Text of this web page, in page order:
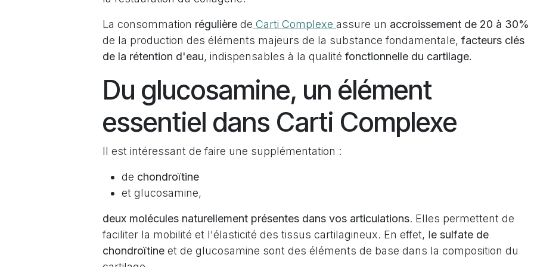
La consommation régulière de Carti Complexe assure un accroissement de 20 à 30%
de la production des éléments majeurs de la substance fondamentale, facteurs clés
de la rétention d'eau, indispensables à la qualité fonctionnelle du cartilage.
Du glucosamine, un élément
essentiel dans Carti Complexe
Il est intéressant de faire une supplémentation :
de chondroïtine
et glucosamine,
deux molécules naturellement présentes dans vos articulations. Elles permettent de
faciliter la mobilité et l'élasticité des tissus cartilagineux. En effet, le sulfate de
chondroïtine et de glucosamine sont des éléments de base dans la composition du